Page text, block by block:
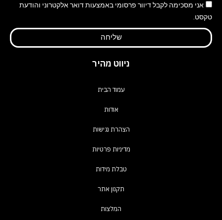
אני מסכימה לקבל דיוור פרסומי באמצעות דואר אלקטרוני והודעת
טקסט.
שליחה
ניווט מהיר
עמוד הבית
אודות
הצהרת נגישות
מדיניות פרטיות
טבלת מידות
המלצות